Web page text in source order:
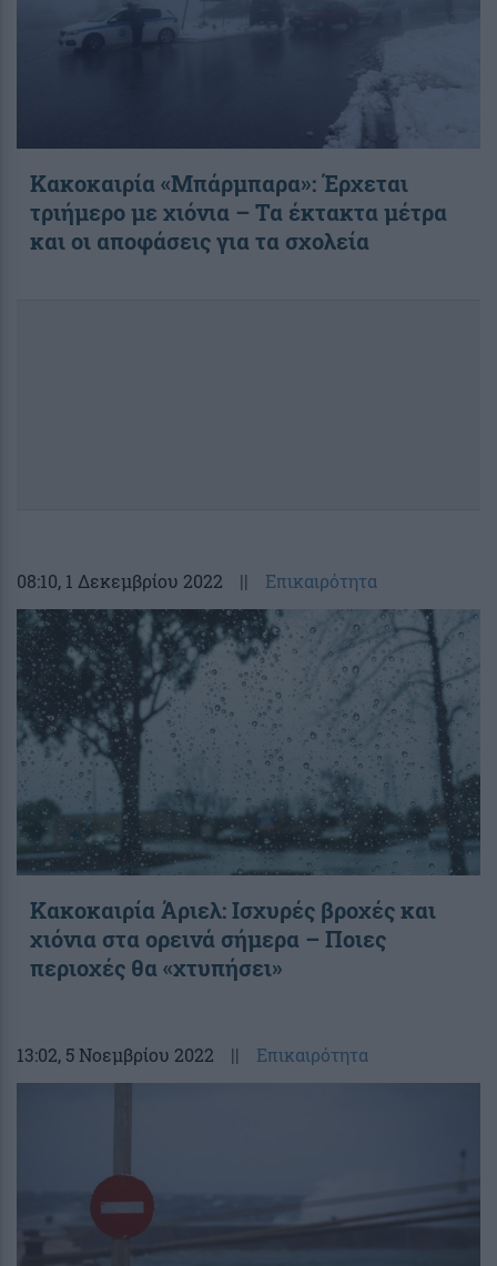
Κακοκαιρία «Μπάρμπαρα»: Έρχεται
τριήμερο με χιόνια – Τα έκτακτα μέτρα
και οι αποφάσεις για τα σχολεία
08:10, 1 Δεκεμβρίου 2022 || Επικαιρότητα
Κακοκαιρία Άριελ: Ισχυρές βροχές και
χιόνια στα ορεινά σήμερα – Ποιες
περιοχές θα «χτυπήσει»
13:02, 5 Νοεμβρίου 2022 || Επικαιρότητα